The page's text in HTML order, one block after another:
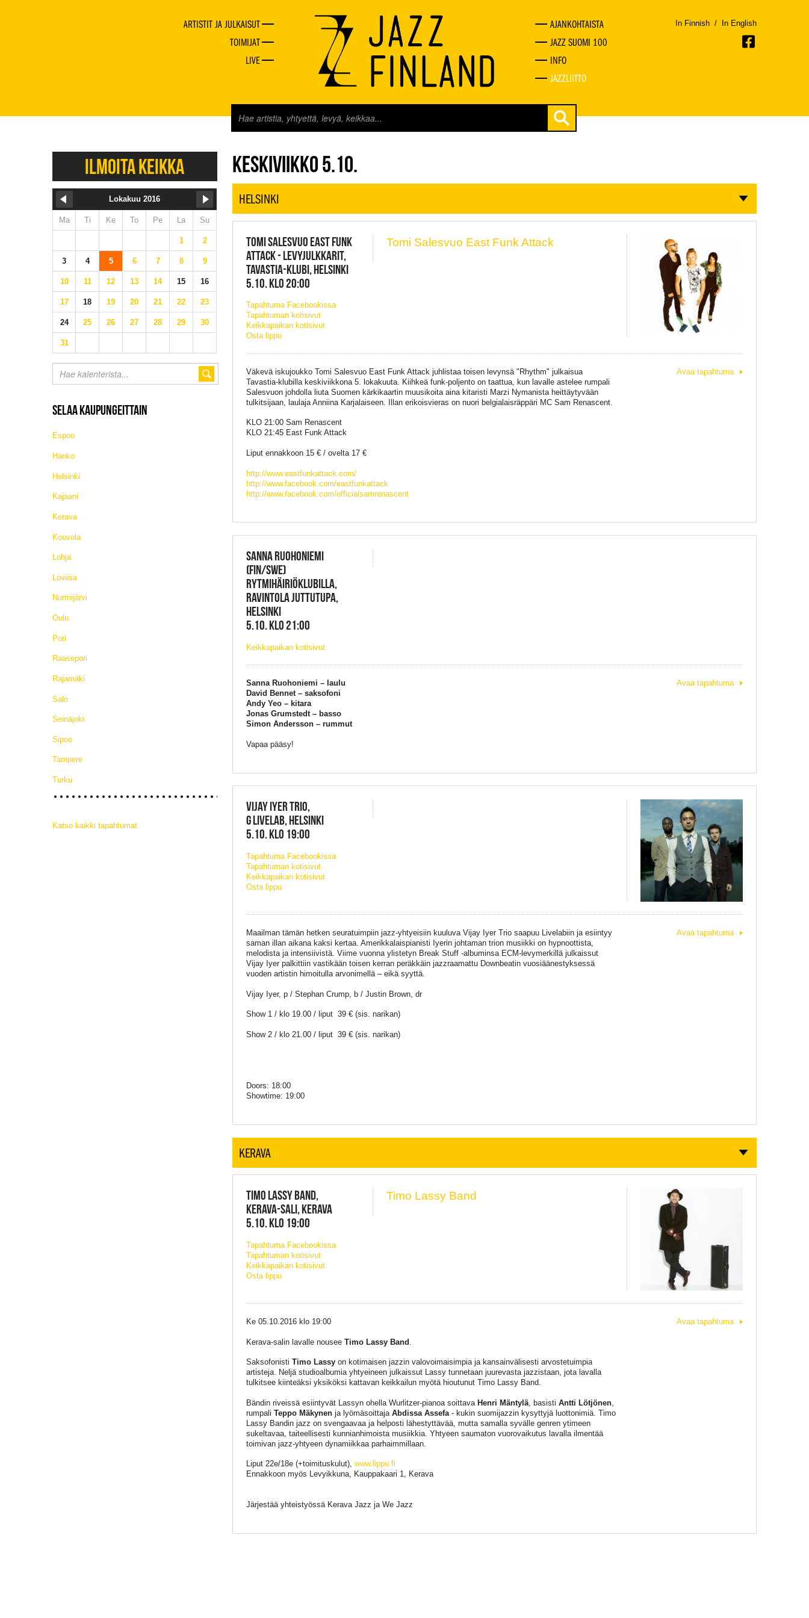
ARTISTIT JA JULKAISUT
TOIMIJAT
LIVE
AJANKOHTAISTA
JAZZ SUOMI 100
INFO
JAZZLIITTO
In Finnish / In English
ILMOITA KEIKKA
Lokakuu 2016
Ma Ti Ke To Pe La Su
1 2
3 4 5 6 7 8 9
10 11 12 13 14 15 16
17 18 19 20 21 22 23
24 25 26 27 28 29 30
31
SELAA KAUPUNGEITTAIN
Espoo
Hanko
Helsinki
Kajaani
Kerava
Kouvola
Lohja
Loviisa
Nurmijärvi
Oulu
Pori
Raasepori
Rajamäki
Salo
Seinäjoki
Sipoo
Tampere
Turku
Katso kaikki tapahtumat
JAZZ FINLAND LIVE
KESKIVIIKKO 5.10.
HELSINKI
TOMI SALESVUO EAST FUNK
ATTACK - LEVYJULKKARIT,
TAVASTIA-KLUBI, HELSINKI
5.10. KLO 20:00
Tapahtuma Facebookissa
Tapahtuman kotisivut
Keikkapaikan kotisivut
Osta lippu
Tomi Salesvuo East Funk Attack
Väkevä iskujoukko Tomi Salesvuo East Funk Attack juhlistaa toisen levynsä "Rhythm" julkaisua
Tavastia-klubilla keskiviikkona 5. lokakuuta. Kiihkeä funk-poljento on taattua, kun lavalle astelee rumpali
Salesvuon johdolla liuta Suomen kärkikaartin muusikoita aina kitaristi Marzi Nymanista heittäytyvään
tulkitsijaan, laulaja Anniina Karjalaiseen. Illan erikoisvieras on nuori belgialaisräppäri MC Sam Renascent.
KLO 21:00 Sam Renascent
KLO 21:45 East Funk Attack
Liput ennakkoon 15 € / ovelta 17 €
http://www.eastfunkattack.com/
http://www.facebook.com/eastfunkattack
http://www.facebook.com/officialsamrenascent
Avaa tapahtuma
SANNA RUOHONIEMI
(FIN/SWE)
RYTMIHÄIRIÖKLUBILLA,
RAVINTOLA JUTTUTUPA,
HELSINKI
5.10. KLO 21:00
Keikkapaikan kotisivut
Sanna Ruohoniemi – laulu
David Bennet – saksofoni
Andy Yeo – kitara
Jonas Grumstedt – basso
Simon Andersson – rummut
Vapaa pääsy!
Avaa tapahtuma
VIJAY IYER TRIO,
G LIVELAB, HELSINKI
5.10. KLO 19:00
Tapahtuma Facebookissa
Tapahtuman kotisivut
Keikkapaikan kotisivut
Osta lippu
Maailman tämän hetken seuratuimpiin jazz-yhtyeisiin kuuluva Vijay Iyer Trio saapuu Livelabiin ja esiintyy
saman illan aikana kaksi kertaa. Amerikkalaispianisti Iyerin johtaman trion musiikki on hypnoottista,
melodista ja intensiivistä. Viime vuonna ylistetyn Break Stuff -albuminsa ECM-levymerkillä julkaissut
Vijay Iyer palkittiin vastikään toisen kerran peräkkäin jazzraamattu Downbeatin vuosiäänestyksessä
vuoden artistin himoitulla arvonimellä – eikä syyttä.
Vijay Iyer, p / Stephan Crump, b / Justin Brown, dr
Show 1 / klo 19.00 / liput 39 € (sis. narikan)
Show 2 / klo 21.00 / liput 39 € (sis. narikan)
Doors: 18:00
Showtime: 19:00
Avaa tapahtuma
KERAVA
TIMO LASSY BAND,
KERAVA-SALI, KERAVA
5.10. KLO 19:00
Tapahtuma Facebookissa
Tapahtuman kotisivut
Keikkapaikan kotisivut
Osta lippu
Timo Lassy Band
Ke 05.10.2016 klo 19:00
Kerava-salin lavalle nouseeTimo Lassy Band
Saksofonisti Timo Lassyon kotimaisen jazzin valovoimaisimpia ja kansainvälisesti arvostetuimpia
artisteja. Neljä studioalbumia yhtyeineen julkaissut Lassy tunnetaan juurevasta jazzistaan, jota lavalla
tulkitsee kiinteäksi yksiköksi kattavan keikkailun myötä hioutunut Timo Lassy Band.
Bändin riveissä esiintyvät Lassyn ohella Wurlitzer-pianoa soittava Henri Mäntylä, basisti Antti Lötjönen,
rumpali Teppo Mäkynenja lyömäsoittaja Abdissa Assefa- kukin suomijazzin kysyttyjä luottonimiä. Timo
Lassy Bandin jazz on svengaavaa ja helposti lähestyttävää, mutta samalla syvälle genren ytimeen
sukeltavaa, taiteellisesti kunnianhimoista musiikkia. Yhtyeen saumaton vuorovaikutus lavalla ilmentää
toimivan jazz-yhtyeen dynamiikkaa parhaimmillaan.
Liput 22e/18e (+toimituskulut), www.lippu.fi
Ennakkoon myös Levyikkuna, Kauppakaari 1, Kerava
Järjestää yhteistyössä Kerava Jazz ja We Jazz
Avaa tapahtuma